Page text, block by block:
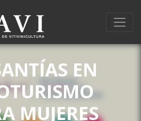
EN
MUJERES